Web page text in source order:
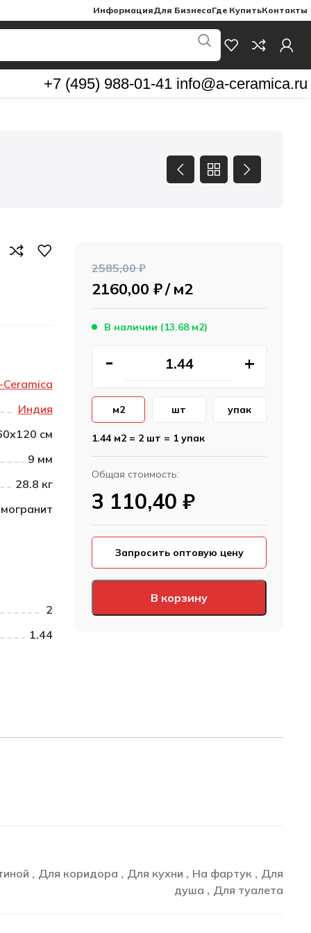
ИнформацияДля БизнесаГде КупитьКонтакты
+7 (495) 988-01-41 info@a-ceramica.ru
Индия
см
9 мм
28.8 кг
2
1.44
2585,00₽
2160,00 ₽ м2
В наличии (13.68 м2)
В корзину
м2 шт упак
1.44 м2 = 2 шт = 1 упак
Общая стоимость:
3 110,40 ₽
Запросить оптовую цену
, Для коридора , Для кухни , На фартук , Для
душа , Для туалета